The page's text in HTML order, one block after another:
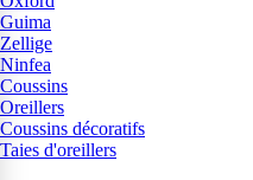
Guima
Zellige
Ninfea
Coussins
Oreillers
Coussins décoratifs
Taies d'oreillers